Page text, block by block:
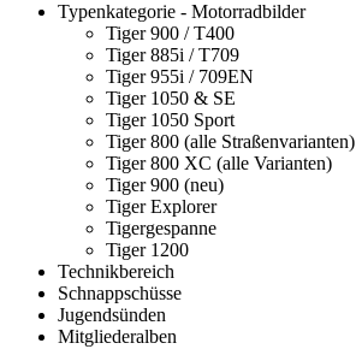
Typenkategorie - Motorradbilder
Tiger 900 / T400
Tiger 885i / T709
Tiger 955i / 709EN
Tiger 1050 & SE
Tiger 1050 Sport
Tiger 800 (alle Straßenvarianten)
Tiger 800 XC (alle Varianten)
Tiger 900 (neu)
Tiger Explorer
Tigergespanne
Tiger 1200
Technikbereich
Schnappschüsse
Jugendsünden
Mitgliederalben